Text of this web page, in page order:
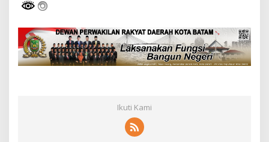
Ikuti Kami